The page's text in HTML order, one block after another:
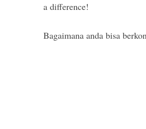
a difference!
Bagaimana anda bisa